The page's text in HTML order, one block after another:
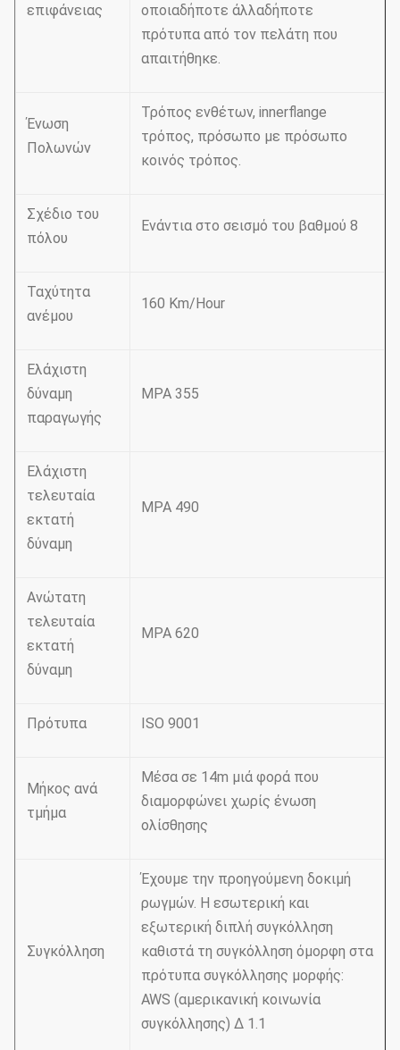
επιφάνειας
οποιαδήποτε άλλαδήποτε
πρότυπα από τον πελάτη που
απαιτήθηκε.
Ένωση
Πολωνών
Τρόπος ενθέτων, innerflange
τρόπος, πρόσωπο με πρόσωπο
κοινός τρόπος.
Σχέδιο του
πόλου
Ενάντια στο σεισμό του βαθμού 8
Ταχύτητα
ανέμου
160 Km/Hour
Ελάχιστη
δύναμη
παραγωγής
MPA 355
Ελάχιστη
τελευταία
εκτατή
δύναμη
MPA 490
Ανώτατη
τελευταία
εκτατή
δύναμη
MPA 620
Πρότυπα ISO 9001
Μήκος ανά
τμήμα
Μέσα σε 14m μιά φορά που
διαμορφώνει χωρίς ένωση
ολίσθησης
Συγκόλληση
Έχουμε την προηγούμενη δοκιμή
ρωγμών. Η εσωτερική και
εξωτερική διπλή συγκόλληση
καθιστά τη συγκόλληση όμορφη στα
πρότυπα συγκόλλησης μορφής:
AWS (αμερικανική κοινωνία
συγκόλλησης) Δ 1.1